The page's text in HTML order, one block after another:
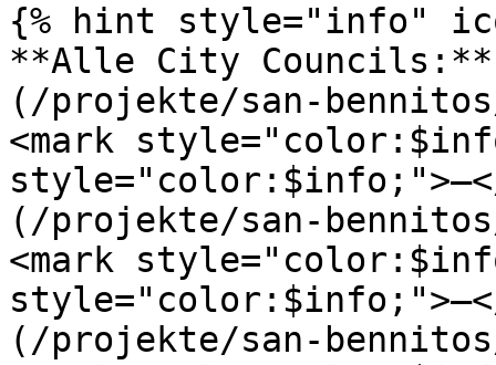
{% hint style="info"
**Alle City
(/projekte/san-
<mark
(/projekte/san-
<mark
(/projekte/san-